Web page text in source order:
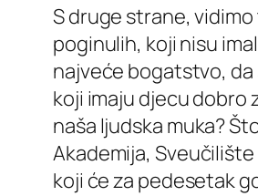
S druge strane,
poginulih, koji nisu
najveće bogatstvo, da
koji imaju djecu dobro
naša ljudska muka?
Akademija,
koji će za pedesetak